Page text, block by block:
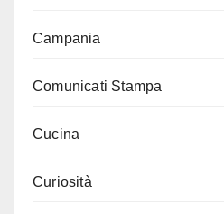
Campania
Comunicati Stampa
Cucina
Curiosità